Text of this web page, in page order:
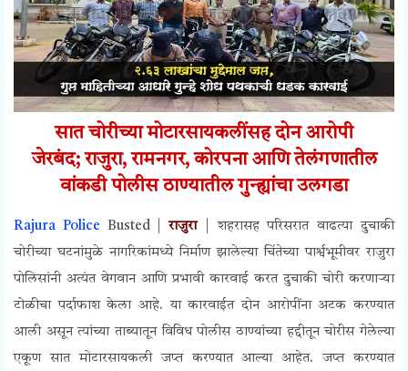
सात चोरीच्या मोटारसायकलींसह दोन आरोपी
जेरबंद;राजुरा, रामनगर, कोरपना आणि तेलंगणातील
वांकडी पोलीस ठाण्यातील गुन्ह्यांचा उलगडा
Rajura Police Busted |राजुरा| शहरासह परिसरात वाढत्या दुचाकी
चोरीच्या घटनांमुळे नागरिकांमध्ये निर्माण झालेल्या चिंतेच्या पार्श्वभूमीवर राजुरा
पोलिसांनी अत्यंत वेगवान आणि प्रभावी कारवाई करत दुचाकी चोरी करणाऱ्या
टोळीचा पर्दाफाश केला आहे. या कारवाईत दोन आरोपींना अटक करण्यात
आली असून त्यांच्या ताब्यातून विविध पोलीस ठाण्यांच्या हद्दीतून चोरीस गेलेल्या
एकूण सात मोटारसायकली जप्त करण्यात आल्या आहेत. जप्त करण्यात